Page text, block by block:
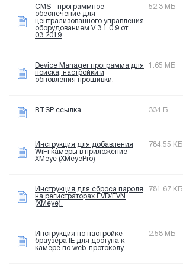
CMS - программное
обеспечение для
централизованного управления
оборудованием.V 3.1.0.9 от
03.2019
52.3 МБ
Device Manager программа для
поиска, настройки и
обновления прошивки.
1.65 МБ
RTSP ссылка 334 Б
Инструкция для добавления
WiFi камеры в приложение
XMeye (XMeyePro)
784.55 КБ
Инструкция для сброса пароля
на регистраторах EVD/EVN
(XMeye).
781.67 КБ
Инструкция по настройке
браузера IE для доступа к
камере по web-протоколу
2.58 МБ